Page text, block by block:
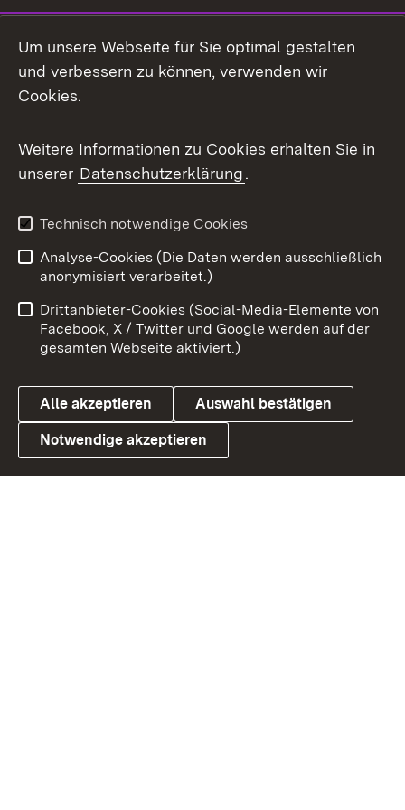
Facebook
X / Twitter
Youtube
Link zum Landesportal
Impressum
Kontakt
Barrierefreiheit
Datenschutz
Cookies
Um unsere Webseite für Sie optimal gestalten
und verbessern zu können, verwenden wir
Cookies.
Weitere Informationen zu Cookies erhalten Sie in
unserer Datenschutzerklärung.
Technisch notwendige Cookies
Analyse-Cookies (Die Daten werden ausschließlich
anonymisiert verarbeitet.)
Drittanbieter-Cookies (Social-Media-Elemente von
Facebook, X / Twitter und Google werden auf der
gesamten Webseite aktiviert.)
Alle akzeptieren Auswahl bestätigen
Notwendige akzeptieren